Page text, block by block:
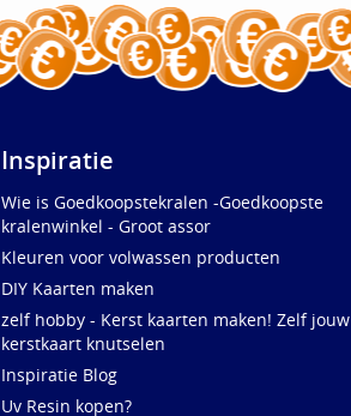
Inspiratie
Wie is Goedkoopstekralen -Goedkoopste
kralenwinkel - Groot assor
Kleuren voor volwassen producten
DIY Kaarten maken
zelf hobby - Kerst kaarten maken! Zelf jouw
kerstkaart knutselen
Inspiratie Blog
Uv Resin kopen?